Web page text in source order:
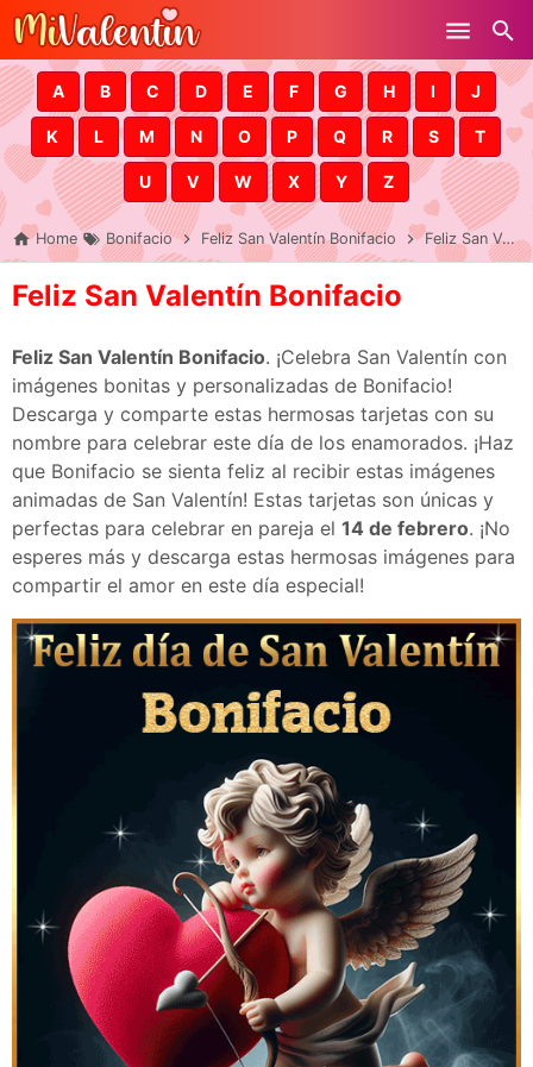
Skip to main content
A B C D E F G H I J
K L M N O P Q R S T
U V W X Y Z
Home Bonifacio Feliz San Valentín Bonifacio Feliz San Valentín Bonifacio
Feliz San Valentín Bonifacio
Feliz San Valentín Bonifacio. ¡Celebra San Valentín con
imágenes bonitas y personalizadas de Bonifacio!
Descarga y comparte estas hermosas tarjetas con su
nombre para celebrar este día de los enamorados. ¡Haz
que Bonifacio se sienta feliz al recibir estas imágenes
animadas de San Valentín! Estas tarjetas son únicas y
perfectas para celebrar en pareja el 14 de febrero. ¡No
esperes más y descarga estas hermosas imágenes para
compartir el amor en este día especial!